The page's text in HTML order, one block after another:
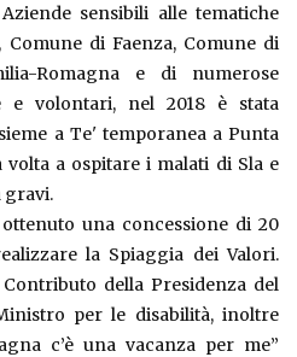
sensibili alle tematiche
di Faenza, Comune di
Romagna e di numerose
e volontari, nel 2018 è stata
a Te' temporanea a Punta
a ospitare i malati di Sla e
gravi.
una concessione di 20
la Spiaggia dei Valori.
della Presidenza del
per le disabilità, inoltre
c’è una vacanza per me”